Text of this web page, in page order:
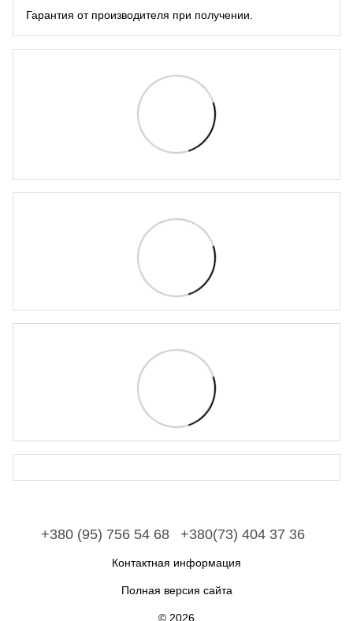
Гарантия от производителя при получении.
+380 (95) 756 54 68 +380(73) 404 37 36
Контактная информация
Полная версия сайта
© 2026